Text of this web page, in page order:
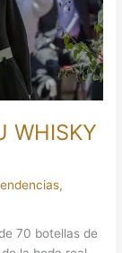
WHISKY
,
70 botellas de